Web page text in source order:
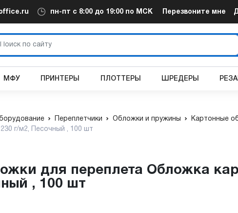
пн-пт с 8:00 до 19:00 по МСК Перезвоните мне
МФУ ПРИНТЕРЫ ПЛОТТЕРЫ ШРЕДЕРЫ
Переплетчики Обложки и пружины
Картонные
г/м2, Песочный , 100 шт
, 100 шт